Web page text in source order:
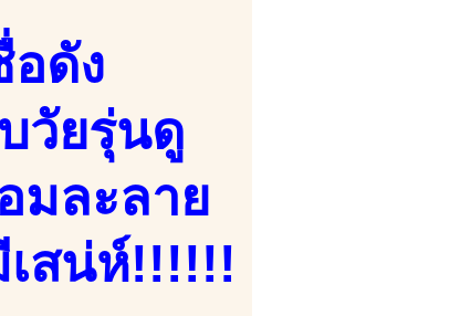
อดัง
วัยรุ่นดู
มละลาย
สน่ห์!!!!!!